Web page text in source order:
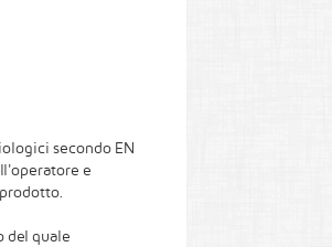
secondo EN
e
del quale